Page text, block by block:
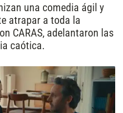
una comedia ágil y
atrapar a toda la
CARAS, adelantaron las
caótica.